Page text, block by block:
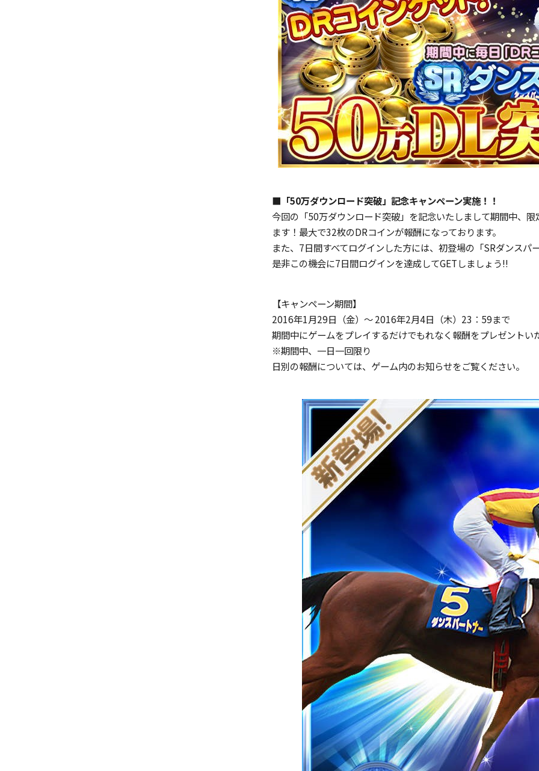
■「50万ダウンロード突破」記念キャンペーン実施！！
今回の「50万ダウンロード突破」を記念いたしまして期間中、
ます！最大で32枚のDRコインが報酬になっております。
また、7日間すべてログインした方には、初登場の「SRダンスパ
是非この機会に7日間ログインを達成してGETしましょう!!
【キャンペーン期間】
2016年1月29日（金）～ 2016年2月4日（木）23：59まで
期間中にゲームをプレイするだけでもれなく報酬をプレゼントい
※期間中、一日一回限り
日別の報酬については、ゲーム内のお知らせをご覧ください。